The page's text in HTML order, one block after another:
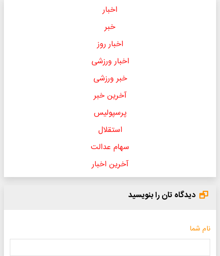
اخبار
خبر
اخبار روز
اخبار ورزشی
خبر ورزشی
آخرین خبر
پرسپولیس
استقلال
سهام عدالت
آخرین اخبار
دیدگاه تان را بنویسید
نام شما